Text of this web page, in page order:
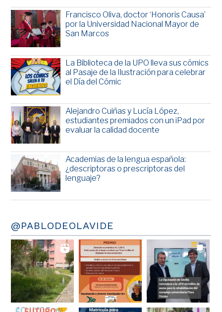
Francisco Oliva, doctor ‘Honoris Causa’
por la Universidad Nacional Mayor de
San Marcos
La Biblioteca de la UPO lleva sus cómics
al Pasaje de la Ilustración para celebrar
el Día del Cómic
Alejandro Cuiñas y Lucía López,
estudiantes premiados con un iPad por
evaluar la calidad docente
Academias de la lengua española:
¿descriptoras o prescriptoras del
lenguaje?
@PABLODEOLAVIDE